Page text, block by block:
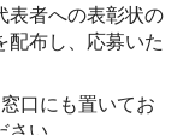
表者への表彰状の
配布し、応募いた
口にも置いてお
い。